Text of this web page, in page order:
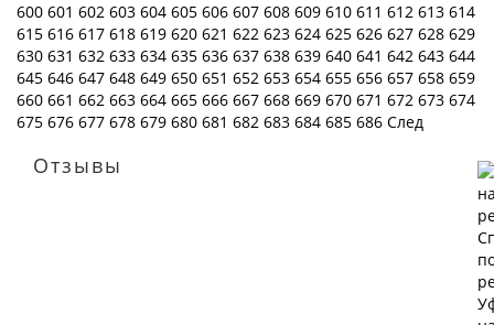
600 601 602 603 604 605 606 607 608 609 610 611 612 613 614
615 616 617 618 619 620 621 622 623 624 625 626 627 628 629
630 631 632 633 634 635 636 637 638 639 640 641 642 643 644
645 646 647 648 649 650 651 652 653 654 655 656 657 658 659
660 661 662 663 664 665 666 667 668 669 670 671 672 673 674
675 676 677 678 679 680 681 682 683 684 685 686 След
Отзывы